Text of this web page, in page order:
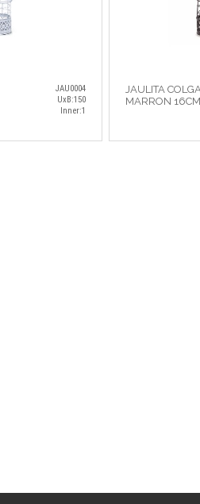
JAU0004
UxB:150
Inner:1
JAULITA
MARRON 16CM